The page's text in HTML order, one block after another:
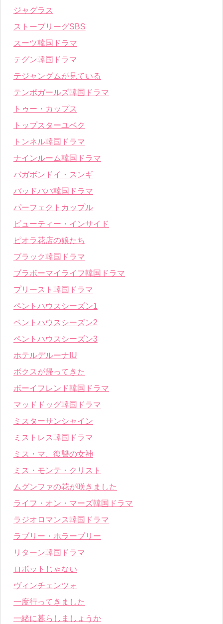
ジャグラス
ストーブリーグSBS
スーツ韓国ドラマ
テグン韓国ドラマ
テジャングムが見ている
テンポガールズ韓国ドラマ
トゥー・カップス
トップスターユベク
トンネル韓国ドラマ
ナインルーム韓国ドラマ
バガボンドイ・スンギ
バッドパパ韓国ドラマ
パーフェクトカップル
ビューティー・インサイド
ピオラ花店の娘たち
ブラック韓国ドラマ
ブラボーマイライフ韓国ドラマ
プリースト韓国ドラマ
ペントハウスシーズン1
ペントハウスシーズン2
ペントハウスシーズン3
ホテルデルーナIU
ボクスが帰ってきた
ボーイフレンド韓国ドラマ
マッドドッグ韓国ドラマ
ミスターサンシャイン
ミストレス韓国ドラマ
ミス・マ、復讐の女神
ミス・モンテ・クリスト
ムグンファの花が咲きました
ライフ・オン・マーズ韓国ドラマ
ラジオロマンス韓国ドラマ
ラブリー・ホラーブリー
リターン韓国ドラマ
ロボットじゃない
ヴィンチェンツォ
一度行ってきました
一緒に暮らしましょうか